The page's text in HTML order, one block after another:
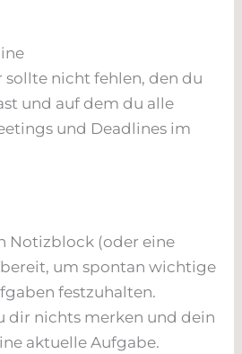
sollte nicht fehlen, den du
und auf dem du alle
und Deadlines im
Notizblock (oder eine
um spontan wichtige
festzuhalten.
dir nichts merken und dein
aktuelle Aufgabe.